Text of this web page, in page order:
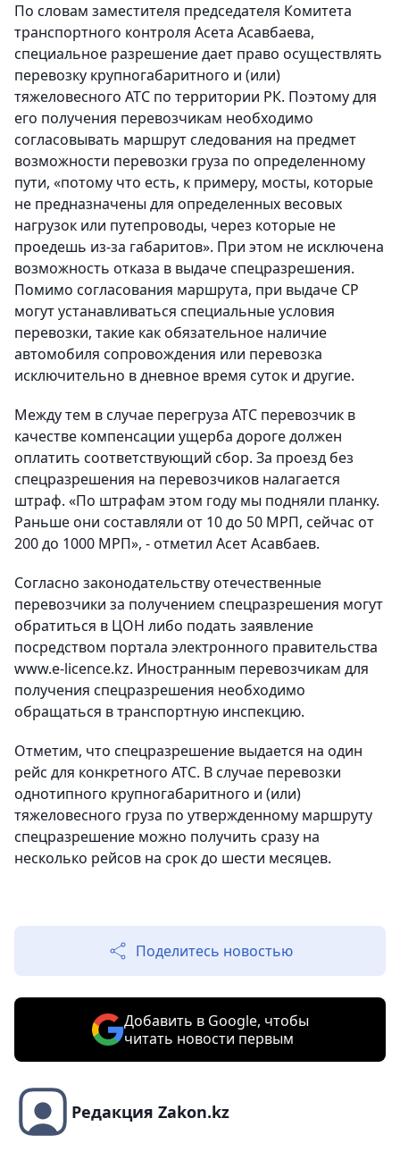
По словам заместителя председателя Комитета
транспортного контроля Асета Асавбаева,
специальное разрешение дает право осуществлять
перевозку крупногабаритного и (или)
тяжеловесного АТС по территории РК. Поэтому для
его получения перевозчикам необходимо
согласовывать маршрут следования на предмет
возможности перевозки груза по определенному
пути, «потому что есть, к примеру, мосты, которые
не предназначены для определенных весовых
нагрузок или путепроводы, через которые не
проедешь из-за габаритов». При этом не исключена
возможность отказа в выдаче спецразрешения.
Помимо согласования маршрута, при выдаче СР
могут устанавливаться специальные условия
перевозки, такие как обязательное наличие
автомобиля сопровождения или перевозка
исключительно в дневное время суток и другие.
Между тем в случае перегруза АТС перевозчик в
качестве компенсации ущерба дороге должен
оплатить соответствующий сбор. За проезд без
спецразрешения на перевозчиков налагается
штраф. «По штрафам этом году мы подняли планку.
Раньше они составляли от 10 до 50 МРП, сейчас от
200 до 1000 МРП», - отметил Асет Асавбаев.
Согласно законодательству отечественные
перевозчики за получением спецразрешения могут
обратиться в ЦОН либо подать заявление
посредством портала электронного правительства
www.e-licence.kz. Иностранным перевозчикам для
получения спецразрешения необходимо
обращаться в транспортную инспекцию.
Отметим, что спецразрешение выдается на один
рейс для конкретного АТС. В случае перевозки
однотипного крупногабаритного и (или)
тяжеловесного груза по утвержденному маршруту
спецразрешение можно получить сразу на
несколько рейсов на срок до шести месяцев.
Поделитесь новостью
Добавить в Google, чтобы
читать новости первым
Редакция Zakon.kz